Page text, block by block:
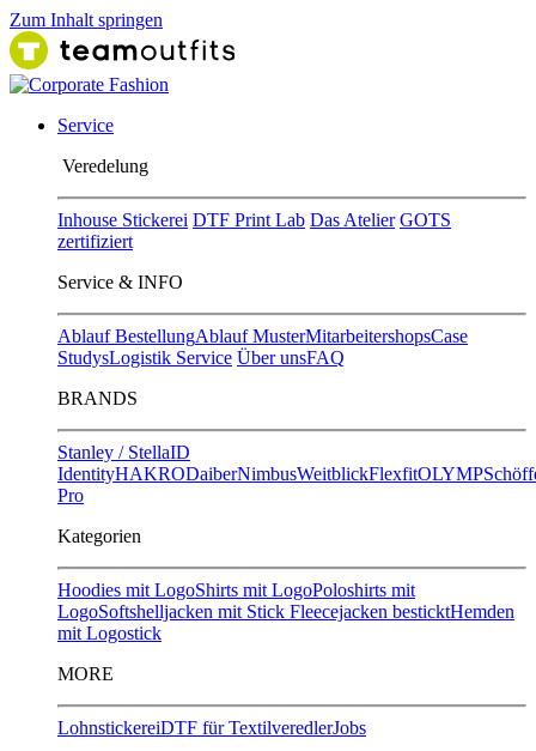
Zum Inhalt springen
Service
Ver​edelung
Inhouse Stickerei DTF Print Lab Das Atelier GOTS
zertifiziert
Service & INFO
Ablauf BestellungAblauf MusterMitarbeitershopsCase
StudysLogistik Service Über unsFAQ
BRANDS
Stanley / StellaID
IdentityHAKRODaiberNimbusWeitblickFlexfitOLYMP
Pro
Kategorien
Hoodies mit LogoShirts mit LogoPoloshirts mit
LogoSoftshelljacken mit Stick Fleecejacken besticktHemden
mit Logostick
MORE
LohnstickereiDTF für TextilveredlerJobs